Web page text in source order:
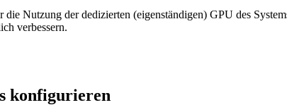
Nutzung der dedizierten (eigenständigen) GPU des
verbessern.
konfigurieren